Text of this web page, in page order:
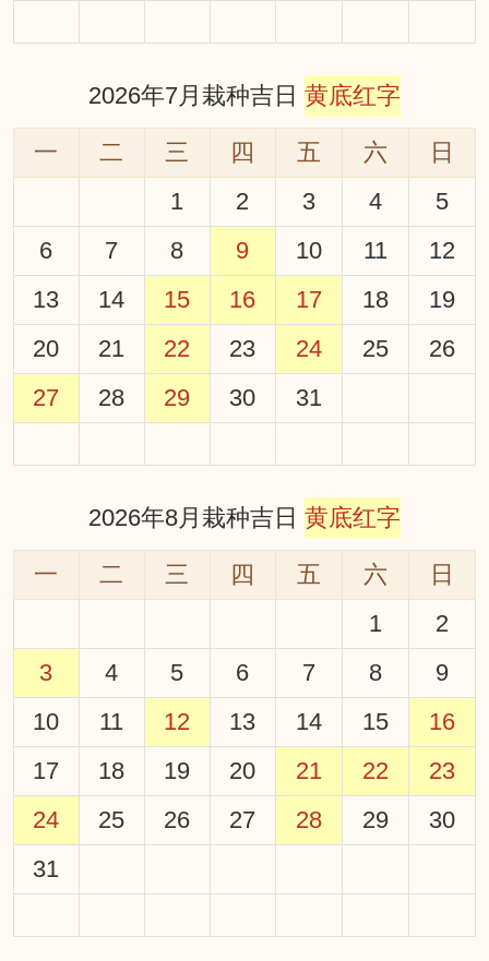
2026年7月栽种吉日 黄底红字
一 二 三 四 五 六
日
1
2 3 4
5
6
7 8 9 10 11
12
13
14 15 16 17 18
19
20
21 22 23 24 25
26
27
28 29 30 31
2026年8月栽种吉日 黄底红字
一 二 三 四 五 六
日
1
2
3
4 5 6 7 8
9
10
11 12 13 14 15
16
17
18 19 20 21 22
23
24
25 26 27 28 29
30
31